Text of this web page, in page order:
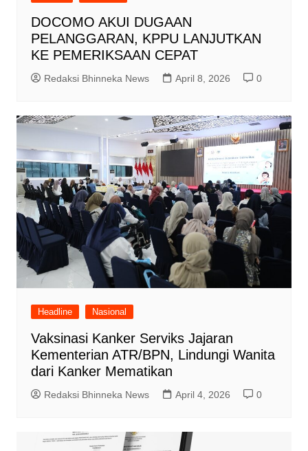
DOCOMO AKUI DUGAAN
PELANGGARAN, KPPU LANJUTKAN
KE PEMERIKSAAN CEPAT
Redaksi Bhinneka News April 8, 2026 0
Headline Nasional
Vaksinasi Kanker Serviks Jajaran
Kementerian ATR/BPN, Lindungi Wanita
dari Kanker Mematikan
Redaksi Bhinneka News April 4, 2026 0